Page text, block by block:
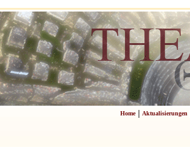
Home| Aktualisierungen|